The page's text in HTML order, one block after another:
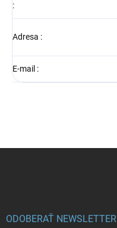
:
Adresa :
E-mail :
ODOBERAŤ NEWSLETTER